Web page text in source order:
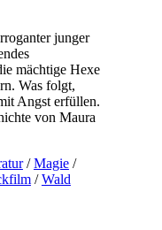
junger
mächtige Hexe
Was folgt,
Angst erfüllen.
von Maura
/Magie/
/Wald